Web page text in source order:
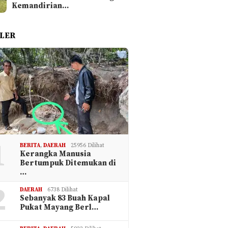
Kemandirian…
BERITA,DAERAH 25956 Dilihat
Kerangka Manusia
Bertumpuk Ditemukan di
…
DAERAH 6738 Dilihat
Sebanyak 83 Buah Kapal
Pukat Mayang Berl…